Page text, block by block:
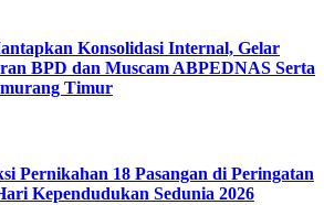
Konsolidasi Internal, Gelar
BPD dan Muscam ABPEDNAS Serta
Timur
Pernikahan 18 Pasangan di Peringatan
Kependudukan Sedunia 2026